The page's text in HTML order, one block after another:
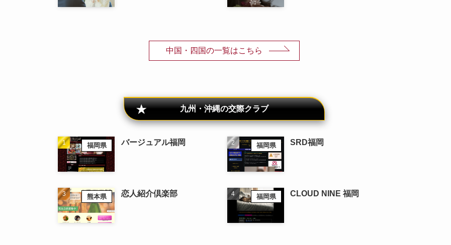
中国・四国の一覧はこちら
九州・沖縄の交際クラブ
福岡県 バージュアル福岡 福岡県 SRD福岡
熊本県 恋人紹介倶楽部 福岡県 CLOUD NINE 福岡